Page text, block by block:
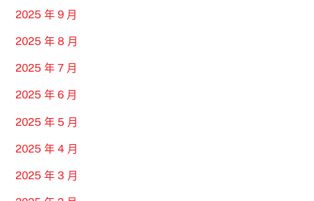
2025 年 9 月
2025 年 8 月
2025 年 7 月
2025 年 6 月
2025 年 5 月
2025 年 4 月
2025 年 3 月